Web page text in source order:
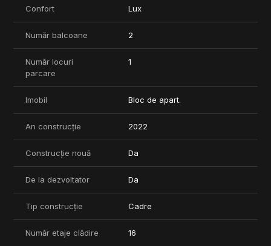
Confort Lux
Număr balcoane 2
Număr locuri
parcare
1
Imobil Bloc de apart.
An construcție 2022
Construcție nouă Da
De la dezvoltator Da
Tip construcție Cadre
Număr etaje clădire 16